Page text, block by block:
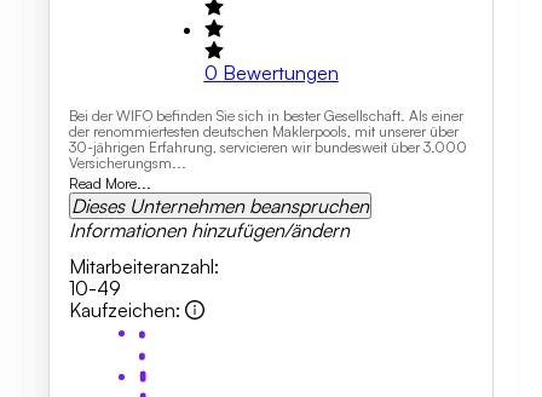
0 Bewertungen
Bei der WIFO befinden Sie sich in bester Gesellschaft. Als einer
der renommiertesten deutschen Maklerpools, mit unserer über
30-jährigen Erfahrung, servicieren wir bundesweit über 3.000
Versicherungsm...
Read More...
Dieses Unternehmen beanspruchen
Informationen hinzufügen/ändern
Mitarbeiteranzahl:
10-49
Kaufzeichen: